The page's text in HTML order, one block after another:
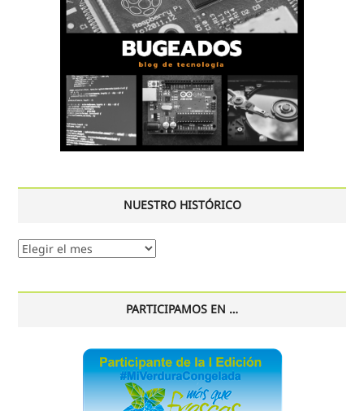
NUESTRO HISTÓRICO
Nuestro
PARTICIPAMOS EN …